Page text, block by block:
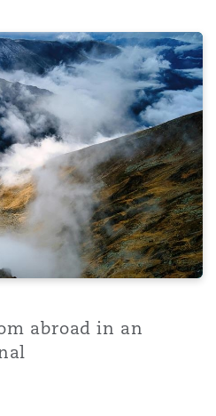
in an Employment Tribunal
abroad in an